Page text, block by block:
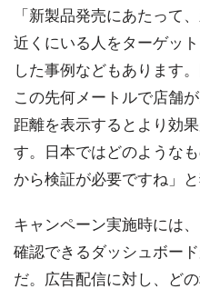
「新製品発売にあたって
近くにいる人をターゲッ
した事例などもあります
この先何メートルで店舗
距離を表示するとより効
す。日本ではどのような
から検証が必要ですね」と
キャンペーン実施時には
確認できるダッシュボー
だ。広告配信に対し、ど